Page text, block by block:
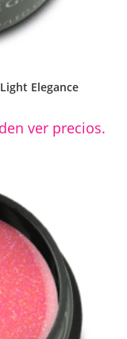
Elegance
ver precios.